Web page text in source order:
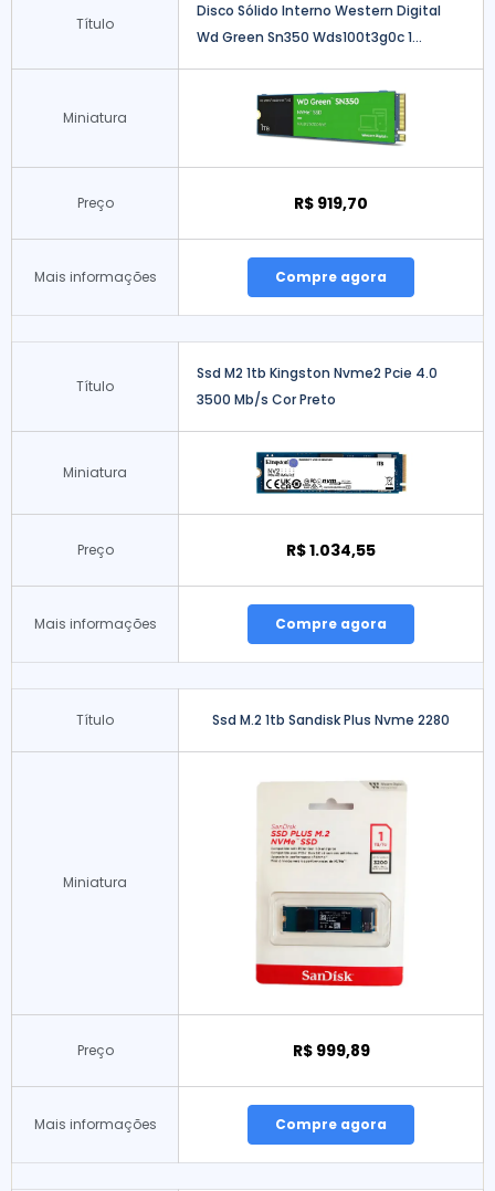
Título
Disco Sólido Interno Western Digital
Wd Green Sn350 Wds100t3g0c 1...
Miniatura
Preço R$ 919,70
Mais informações Compre agora
Título
Ssd M2 1tb Kingston Nvme2 Pcie 4.0
3500 Mb/s Cor Preto
Miniatura
Preço R$ 1.034,55
Mais informações Compre agora
Título Ssd M.2 1tb Sandisk Plus Nvme 2280
Miniatura
Preço R$ 999,89
Mais informações Compre agora